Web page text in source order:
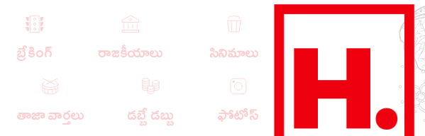
బ్రేకింగ్ రాజకీయాలు సినిమాలు
తాజా వార్తలు డబ్బే డబ్బు ఫోటోస్